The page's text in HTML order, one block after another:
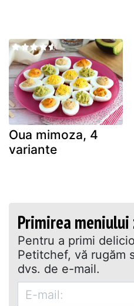
Oua mimoza, 4
variante
Primirea
Pentru a primi
Petitchef, vă rugăm
dvs. de e-mail.